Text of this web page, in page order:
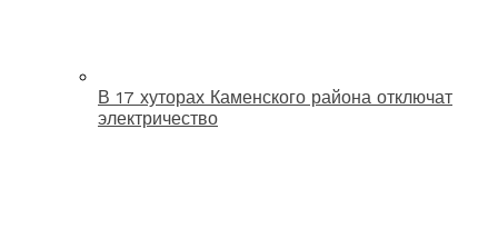
В 17 хуторах Каменского района отключат
электричество